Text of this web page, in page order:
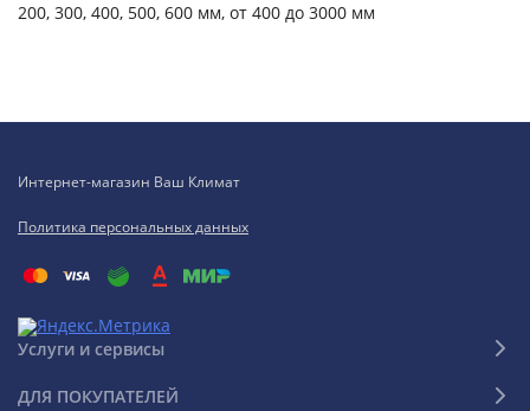
200, 300, 400, 500, 600 мм, от 400 до 3000 мм
Интернет-магазин Ваш Климат
Политика персональных данных
Услуги и сервисы
ДЛЯ ПОКУПАТЕЛЕЙ